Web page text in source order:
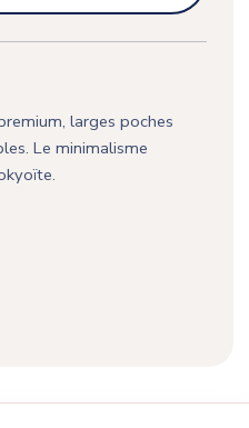
larges poches
Le minimalisme